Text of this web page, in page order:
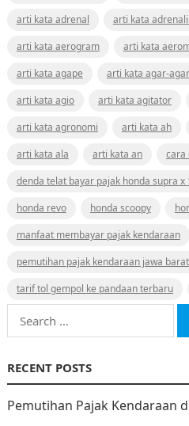
arti kata adrenal
arti kata
arti kata aerogram
arti kata
arti kata agape
arti kata agar-agar
arti kata agio
arti kata agitator
arti kata agronomi
arti kata ah
arti kata ala
arti kata an
cara
denda telat bayar pajak honda supra x
honda revo
honda scoopy
manfaat membayar pajak kendaraan
pemutihan pajak kendaraan jawa barat
tarif tol gempol ke pandaan terbaru
Search
for:
RECENT POSTS
Pemutihan Pajak Kendaraan